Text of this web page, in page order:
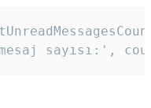
mesaj sayısı:',